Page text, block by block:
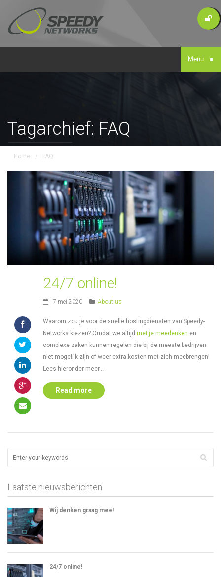
Menu ≡
Tagarchief: FAQ
Home / FAQ
24/7 online!
7 mei 2020 About us
Waarom zou je voor de snelle hostingdiensten van Speedy-
Networks kiezen? Omdat we altijd met je meedenken en
complexe zaken kunnen regelen die bij de meeste bedrijven
niet mogelijk zijn of weer extra kosten met zich meebrengen!
Lees hieronder meer…
Read more
Laatste nieuwsberichten
Wij denken graag mee!
24/7 online!